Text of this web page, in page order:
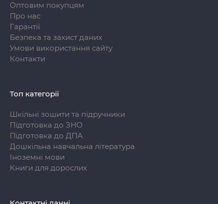
Оптовим покупцям
Про нас
Гарантії
Безпека та захист даних
Умови використання сайту
Контакти
Топ категорії
Шкільні зошити та підручники
Підготовка до ЗНО
Підготовка до ДПА
Дошкільна навчальна література
Іноземні мови
Книги для дорослих